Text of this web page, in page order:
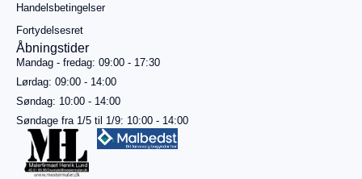
kurv
Handelsbetingelser
Fortydelsesret
Åbningstider
Mandag - fredag: 09:00 - 17:30
Lørdag: 09:00 - 14:00
Søndag: 10:00 - 14:00
Søndage fra 1/5 til 1/9: 10:00 - 14:00